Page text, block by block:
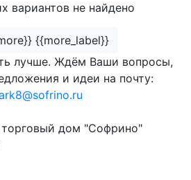
вариантов не найдено
{{more_label}}
лучше. Ждём Ваши вопросы,
и идеи на почту:
дом "Софрино"